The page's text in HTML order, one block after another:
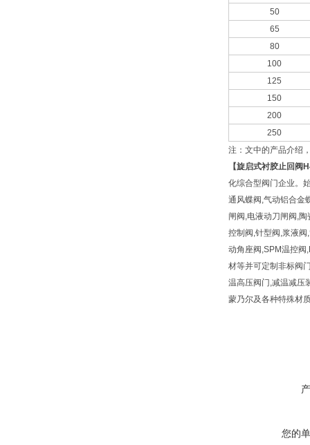
50
65
80
100
125
150
200
250
注：文中的产品介绍
【旋启式衬胶止回阀
化综合型阀门企业。
通风蝶阀,气动铝合金
闸阀,电液动刀闸阀,
控制阀,针型阀,浆液
动角座阀,SPM温控阀
材等并可定制非标阀
温高压阀门,减温减压
蒙乃尔及各种特殊材
您的